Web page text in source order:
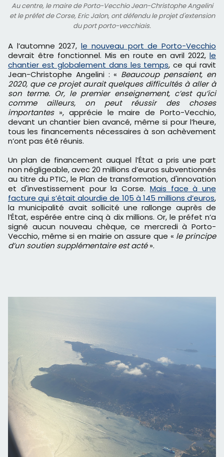
Au centre, le maire de Porto-Vecchio Jean-Christophe Angelini
et le préfet de Corse, Eric Jalon, ont défendu le projet d'extension
du port porto-vecchiais.
A l’automne 2027,le nouveau port de Porto-Vecchio
devrait être fonctionnel. Mis en route en avril 2022, le
chantier est globalement dans les temps, ce qui ravit
Jean-Christophe Angelini : « Beaucoup pensaient, en
2020, que ce projet aurait quelques difficultés à aller à
son terme. Or, le premier enseignement, c’est qu’ici
comme ailleurs, on peut réussir des choses
importantes», apprécie le maire de Porto-Vecchio,
devant un chantier bien avancé, même si pour l’heure,
tous les financements nécessaires à son achèvement
n’ont pas été réunis.
Un plan de financement auquel l’État a pris une part
non négligeable, avec 20 millions d’euros subventionnés
au titre du PTIC, le Plan de transformation, d'innovation
et d'investissement pour la Corse. Mais face à une
facture qui s’était alourdie de 105 à 145 millions d’euros,
la municipalité avait sollicité une rallonge auprès de
l’État, espérée entre cinq à dix millions. Or, le préfet n’a
signé aucun nouveau chèque, ce mercredi à Porto-
Vecchio, même si en mairie on assure que « le principe
d’un soutien supplémentaire est acté».